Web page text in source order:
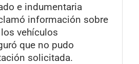
e indumentaria
información sobre
vehículos
que no pudo
solicitada.